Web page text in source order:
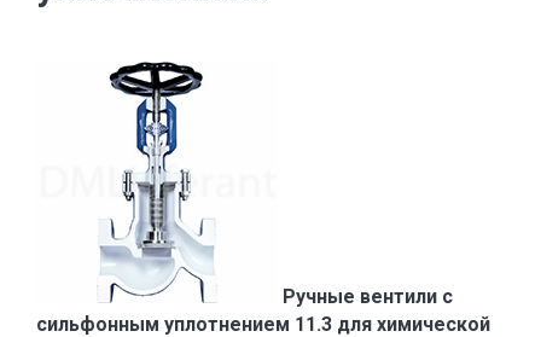
Ручные вентили с
сильфонным уплотнением 11.3 для химической